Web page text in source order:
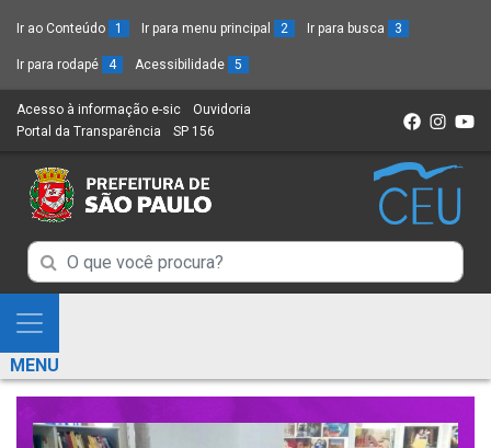
Ir ao Conteúdo 1 Ir para menu principal 2 Ir para busca 3
Ir para rodapé 4 Acessibilidade 5
Acesso à informação e-sic (Link
para
novo
sítio)
Ouvidoria
Portal da Transparência (Link
um
novo
SP 156
Campo
de
Busca
de
informações
Campo
de
de
informações
Mostra
e
Esconde
Menu
MENU